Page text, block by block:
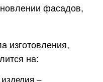
фасадов,
изготовления,
на:
–